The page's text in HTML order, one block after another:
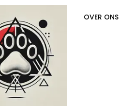
OVER ONS